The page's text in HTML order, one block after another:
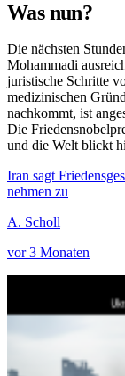
Was nun?
Die nächsten
Mohammadi
juristische Schritte
medizinischen
nachkommt, ist
Die
und die Welt blickt
Iran sagt
nehmen zu
A. Scholl
vor 3 Monaten